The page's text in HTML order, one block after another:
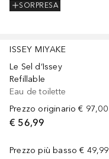
SORPRESA
ISSEY MIYAKE
Le Sel d‘Issey
Refillable
Eau de toilette
Prezzo originario € 97,00
€ 56,99
Prezzo più basso € 49,99